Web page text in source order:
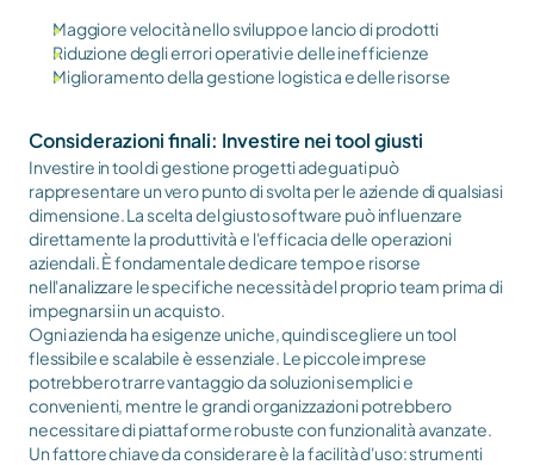
Maggiore velocità nello sviluppo e lancio di prodotti
Riduzione degli errori operativi e delle inefficienze
Miglioramento della gestione logistica e delle risorse
Considerazioni finali: Investire nei tool giusti
Investire in tool di gestione progetti adeguati può
rappresentare un vero punto di svolta per le aziende di qualsiasi
dimensione. La scelta del giusto software può influenzare
direttamente la produttività e l'efficacia delle operazioni
aziendali. È fondamentale dedicare tempo e risorse
nell'analizzare le specifiche necessità del proprio team prima di
impegnarsi in un acquisto.
Ogni azienda ha esigenze uniche, quindi scegliere un tool
flessibile e scalabile è essenziale. Le piccole imprese
potrebbero trarre vantaggio da soluzioni semplici e
convenienti, mentre le grandi organizzazioni potrebbero
necessitare di piattaforme robuste con funzionalità avanzate.
Un fattore chiave da considerare è la facilità d'uso: strumenti